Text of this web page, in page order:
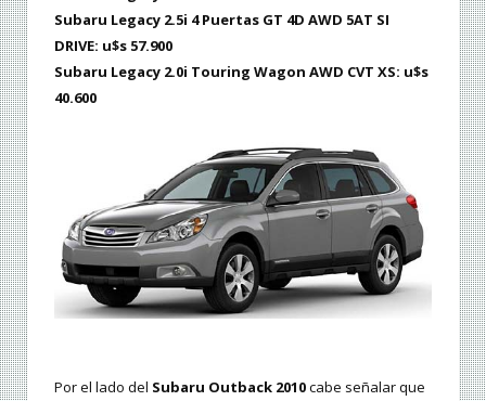
Subaru Legacy 2.5i 4 Puertas GT 4D AWD 5AT SI
DRIVE: u$s 57.900
Subaru Legacy 2.0i Touring Wagon AWD CVT XS: u$s
40.600
Por el lado del Subaru Outback 2010cabe señalar que